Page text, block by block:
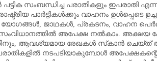
സംബന്ധിച്ച പരാതികളും ഇപരാതി
പാര്‍ട്ടികള്‍ക്കും വാഹനം ഉള്‍പ്പെടെ
ജാഥകള്‍, പ്രകടനം, വാഹന
അപേക്ഷ നല്‍കാം. അക്ഷയ
ആവശ്യമായ രേഖകള്‍ സ്‌കാന്‍
നടപടിയാകുമ്പോള്‍